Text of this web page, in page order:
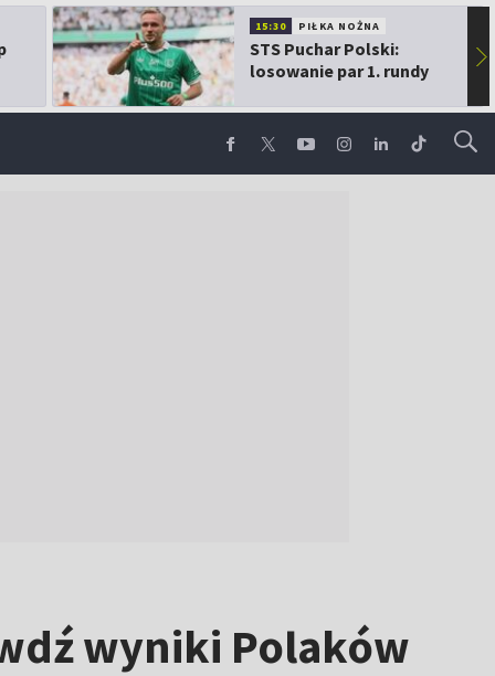
15:30 PIŁKA NOŻNA
STS Puchar Polski:
losowanie par 1. rundy
▶
wyniki Polaków